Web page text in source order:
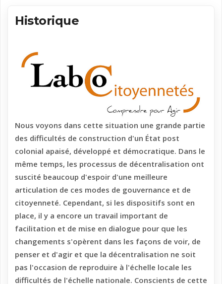
Historique
Nous voyons dans cette situation une grande partie
des difficultés de construction d'un État post
colonial apaisé, développé et démocratique. Dans le
même temps, les processus de décentralisation ont
suscité beaucoup d'espoir d'une meilleure
articulation de ces modes de gouvernance et de
citoyenneté. Cependant, si les dispositifs sont en
place, il y a encore un travail important de
facilitation et de mise en dialogue pour que les
changements s'opèrent dans les façons de voir, de
penser et d'agir et que la décentralisation ne soit
pas l'occasion de reproduire à l'échelle locale les
difficultés de l'échelle nationale. Conscients de cette